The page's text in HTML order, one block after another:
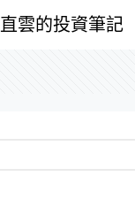
直雲的投資筆記